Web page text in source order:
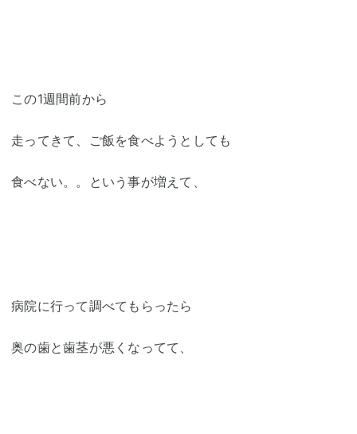
この1週間前から
走ってきて、ご飯を食べようとしても
食べない。。という事が増えて、
病院に行って調べてもらったら
奥の歯と歯茎が悪くなってて、